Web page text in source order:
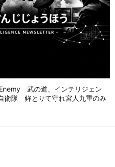
武の道、インテリジェン
衛隊 鉾とりて守れ宮人九重のみ

検索